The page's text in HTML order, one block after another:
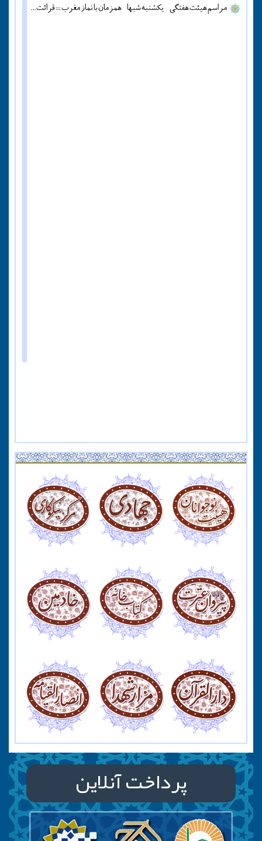
مراسم هیئت هفتگی - یکشنبه شبها - همزمان با نماز مغرب ::: قرائت دعای آل یاسین - پنج شنبه ها قبل از اذان مغرب ::: همه روزه نماز جماعت مغرب و عشاء برگزار میشود
پرداخت آنلاین